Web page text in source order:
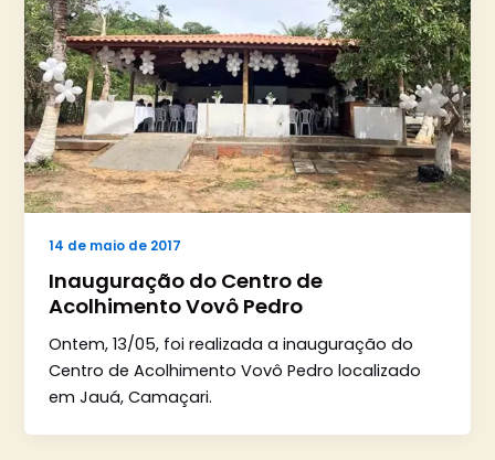
14 de maio de 2017
Inauguração do Centro de
Acolhimento Vovô Pedro
Ontem, 13/05, foi realizada a inauguração do
Centro de Acolhimento Vovô Pedro localizado
em Jauá, Camaçari.